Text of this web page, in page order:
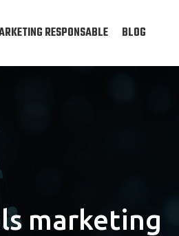
RESPONSABLE BLOG
marketing